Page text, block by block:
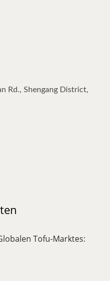
Rd., Shengang District,
Tofu-Marktes: